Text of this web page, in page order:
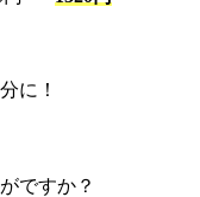
に！
ですか？